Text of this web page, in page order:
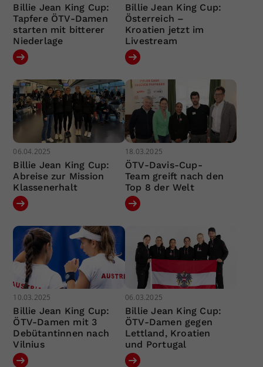
Billie Jean King Cup:
Tapfere ÖTV-Damen
starten mit bitterer
Niederlage
Billie Jean King Cup:
Österreich –
Kroatien jetzt im
Livestream
06.04.2025
Billie Jean King Cup:
Abreise zur Mission
Klassenerhalt
18.03.2025
ÖTV-Davis-Cup-
Team greift nach den
Top 8 der Welt
10.03.2025
Billie Jean King Cup:
ÖTV-Damen mit 3
Debütantinnen nach
Vilnius
06.03.2025
Billie Jean King Cup:
ÖTV-Damen gegen
Lettland, Kroatien
und Portugal